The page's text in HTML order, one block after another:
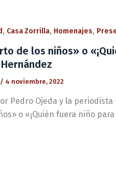
, Casa Zorrilla, Homenajes,
de los niños» o
/ 4 noviembre, 2022
Pedro Ojeda y la
o «¡Quién fuera niño